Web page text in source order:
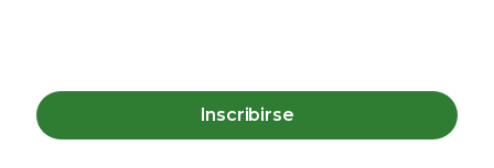
Inscribirse